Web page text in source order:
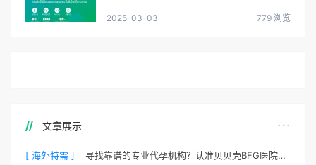
2025-03-03 779 浏览
文章展示
[ 海外特需 ] 寻找靠谱的专业代孕机构？认准贝贝壳BFG医院官方渠道